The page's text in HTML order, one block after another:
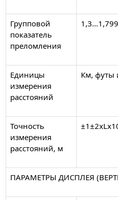
Групповой
показатель
преломления
Единицы
измерения
расстояний
Км, футы
Точность
измерения
расстояний, м
ПАРАМЕТРЫ ДИСПЛЕЯ